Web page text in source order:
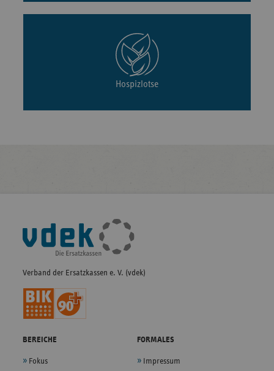
Hospizlotse
Fußleisten-
Navigation
Verband der Ersatzkassen e. V. (vdek)
BEREICHE
Fokus
FORMALES
Impressum